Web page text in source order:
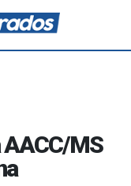
AACC/MS